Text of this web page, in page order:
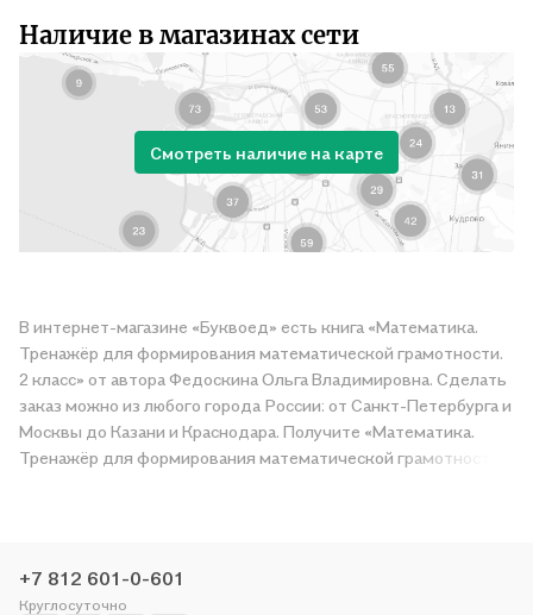
Наличие в магазинах сети
Смотреть наличие на карте
В интернет-магазине «Буквоед» есть книга «Математика.
Тренажёр для формирования математической грамотности.
2 класс» от автора Федоскина Ольга Владимировна. Сделать
заказ можно из любого города России: от Санкт-Петербурга и
Москвы до Казани и Краснодара. Получите «Математика.
Тренажёр для формирования математической грамотности.
чтобы не упустить выгоду!
+7 812 601-0-601
Круглосуточно